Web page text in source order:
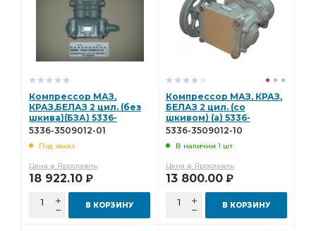
Компрессор МАЗ,
КРАЗ,БЕЛАЗ 2 цил. (без
шкива)(БЗА) 5336-
3509012-01
5336-3509012-01
Под заказ
Цена в Ярославль
18 922.10 Р
В КОРЗИНУ
Компрессор МАЗ, КРАЗ,
БЕЛАЗ 2 цил. (со
шкивом) (а) 5336-
3509012-10
5336-3509012-10
В наличии 1 шт.
Цена в Ярославль
13 800.00 Р
В КОРЗИНУ